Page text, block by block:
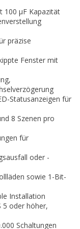
100 µF Kapazität
präzise
Fenster mit
Statusanzeigen für
8 Szenen pro
für
oder -
sowie 1-Bit-
Installation
5 oder höher,
Schaltungen